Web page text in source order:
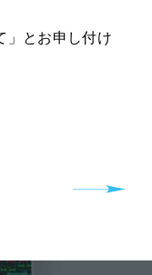
」とお申し付け